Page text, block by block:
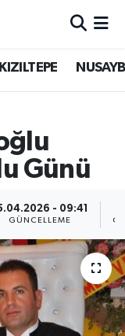
KIZILTEPE
Günü
- 09:41
GÜNCELLEME